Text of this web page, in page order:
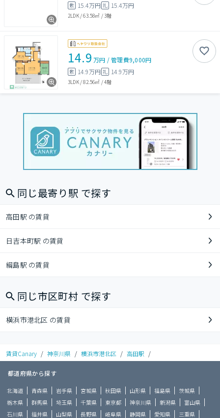
敷 15.4万円 礼 15.4万円
2LDK/63.58㎡ /3階
14.9 万円 /管理費9,000円
敷 14.9万円 礼 14.9万円
3LDK/82.56㎡ /4階
同じ最寄り駅 で探す
高田駅 の賃貸
日吉本町駅 の賃貸
綱島駅 の賃貸
同じ市区町村 で探す
横浜市港北区 の賃貸
賃貸Canary / 神奈川県 / 横浜市港北区 / 高田駅 /
都道府県から探す
北海道 青森県 岩手県 宮城県 秋田県 山形県 福島県
茨城県
栃木県
群馬県 埼玉県 千葉県 東京都 神奈川県 新潟県
富山県
石川県
福井県 山梨県 長野県 岐阜県 静岡県 愛知県 三重県